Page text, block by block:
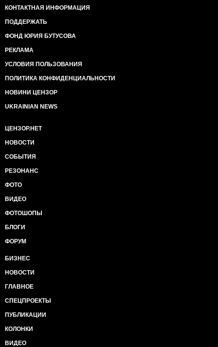
КОНТАКТНАЯ ИНФОРМАЦИЯ
ПОДДЕРЖАТЬ
ФОНД ЮРИЯ БУТУСОВА
РЕКЛАМА
УСЛОВИЯ ПОЛЬЗОВАНИЯ
ПОЛИТИКА КОНФИДЕНЦИАЛЬНОСТИ
НОВИНИ ЦЕНЗОР
UKRAINIAN NEWS
ЦЕНЗОР.НЕТ
НОВОСТИ
СОБЫТИЯ
РЕЗОНАНС
ФОТО
ВИДЕО
ФОТОШОПЫ
БЛОГИ
ФОРУМ
БИЗНЕС
НОВОСТИ
ГЛАВНОЕ
СПЕЦПРОЕКТЫ
ПУБЛИКАЦИИ
КОЛОНКИ
ВИДЕО